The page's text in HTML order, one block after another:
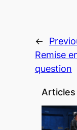
←
Remise
question